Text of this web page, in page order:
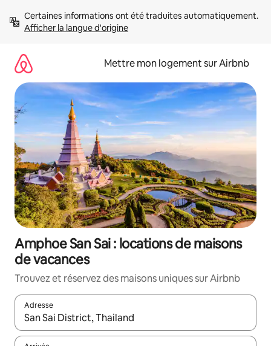
directement
Afficher la langue d'origine
Mettre mon logement sur Airbnb
Amphoe San Sai : locations de maisons
de vacances
Trouvez et réservez des maisons uniques sur Airbnb
Adresse
Lorsque les résultats s'affichent, utilisez les flèches vers le